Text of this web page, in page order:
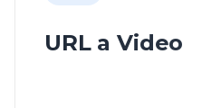
URL a Video